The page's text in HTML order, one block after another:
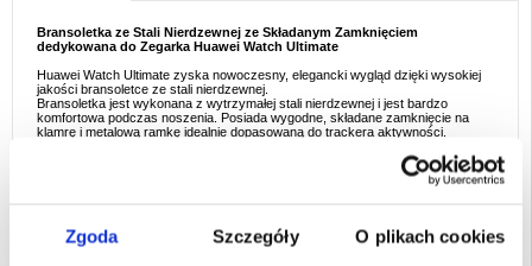
Zgoda Szczegóły O plikach cookies
Bransoletka ze Stali Nierdzewnej ze Składanym Zamknięciem
dedykowana do Zegarka Huawei Watch Ultimate
Huawei Watch Ultimate zyska nowoczesny, elegancki wygląd dzięki wysokiej
jakości bransoletce ze stali nierdzewnej.
Bransoletka jest wykonana z wytrzymałej stali nierdzewnej i jest bardzo
komfortowa podczas noszenia. Posiada wygodne, składane zamknięcie na
klamrę i metalową ramkę idealnie dopasowaną do trackera aktywności.
- Pięknie zaprojektowana bransoletka z trzema rzędami ogniw
- Zawiera składaną klamrę dla łatwego i bezpiecznego zamknięcia